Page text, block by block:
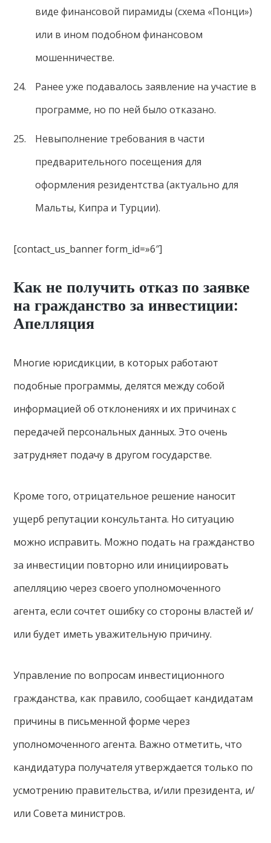
виде финансовой пирамиды (схема «Понци»)
или в ином подобном финансовом
мошенничестве.
Ранее уже подавалось заявление на участие в
программе, но по ней было отказано.
Hевыполнение требования в части
предварительного посещения для
оформления резидентства (актуально для
Мальты, Кипра и Турции).
[contact_us_banner form_id=»6″]
Как не получить отказ по заявке
на гражданство за инвестиции:
Апелляция
Многие юрисдикции, в которых работают
подобные программы, делятся между собой
информацией об отклонениях и их причинах с
передачей персональных данных. Это очень
затрудняет подачу в другом государстве.
Кроме того, отрицательное решение наносит
ущерб репутации консультанта. Но ситуацию
можно исправить. Можно подать на гражданство
за инвестиции повторно или инициировать
апелляцию через своего уполномоченного
агента, если сочтет ошибку со стороны властей и/
или будет иметь уважительную причину.
Управление по вопросам инвестиционного
гражданства, как правило, сообщает кандидатам
причины в письменной форме через
уполномоченного агента. Важно отметить, что
кандидатура получателя утверждается только по
усмотрению правительства, и/или президента, и/
или Совета министров.